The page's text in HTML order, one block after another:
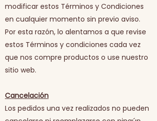
modificar estos Términos y Condiciones
en cualquier momento sin previo aviso.
Por esta razón, lo alentamos a que revise
estos Términos y condiciones cada vez
que nos compre productos o use nuestro
sitio web.
Cancelación
Los pedidos una vez realizados no pueden